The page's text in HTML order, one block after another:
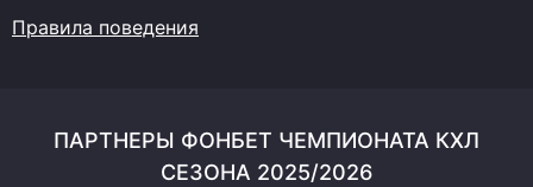
Правила поведения
ПАРТНЕРЫ ФОНБЕТ ЧЕМПИОНАТА КХЛ
СЕЗОНА 2025/2026